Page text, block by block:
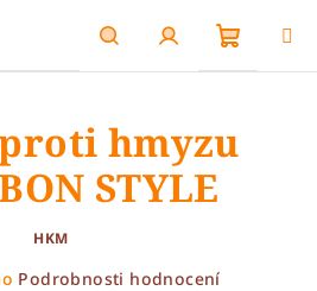
HledatPřihlášení
košík
hmyzu
STYLE
HKM
Podrobnosti hodnocení